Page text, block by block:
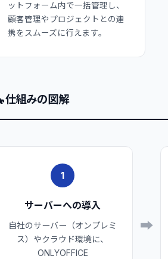
ットフォーム内で一括管理し、
顧客管理やプロジェクトとの連
携をスムーズに行えます。
仕組みの図解
1
サーバーへの導入
自社のサーバー（オンプレミ
ス）やクラウド環境に、
ONLYOFFICE
➡